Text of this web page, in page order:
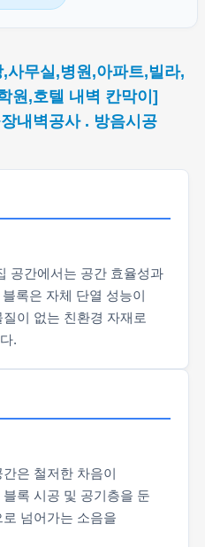
무실,병원,아파트,빌라,
원,호텔 내벽 칸막이]
내벽공사 . 방음시공
공간에서는 공간 효율성과
록은 자체 단열 성능이
이 없는 친환경 자재로
.
은 철저한 차음이
록 시공 및 공기층을 둔
넘어가는 소음을